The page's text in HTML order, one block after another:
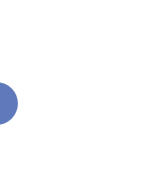
Sebastián de